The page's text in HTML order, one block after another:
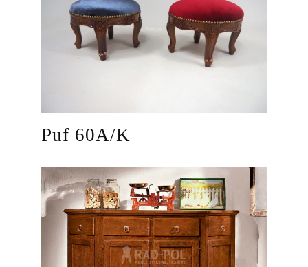
Puf 60A/K